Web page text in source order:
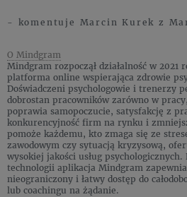
- komentuje Marcin Kurek z
O Mindgram
Mindgram rozpoczął działalność w 2021
platforma online wspierająca zdrowie
Doświadczeni psychologowie i trenerzy
dobrostan pracowników zarówno w
poprawia samopoczucie, satysfakcję z
konkurencyjność firm na rynku i
pomoże każdemu, kto zmaga się ze
zawodowym czy sytuacją kryzysową,
wysokiej jakości usług psychologicznych.
technologii aplikacja Mindgram
nieograniczony i łatwy dostęp do
lub coachingu na żądanie.